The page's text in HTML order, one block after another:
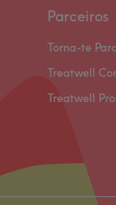
Parceiros
Torna-te
Treatwell
Treatwell